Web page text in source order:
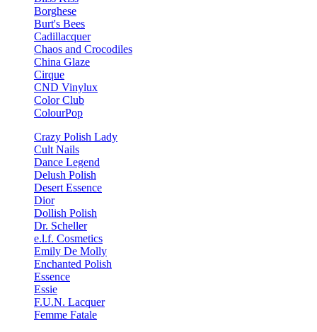
Borghese
Burt's Bees
Cadillacquer
Chaos and Crocodiles
China Glaze
Cirque
CND Vinylux
Color Club
ColourPop
Crazy Polish Lady
Cult Nails
Dance Legend
Delush Polish
Desert Essence
Dior
Dollish Polish
Dr. Scheller
e.l.f. Cosmetics
Emily De Molly
Enchanted Polish
Essence
Essie
F.U.N. Lacquer
Femme Fatale